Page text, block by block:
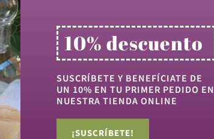
juntos
10% descuento
SUSCRÍBETE Y BENEFÍCIATE DE
UN 10% EN TU PRIMER PEDIDO EN
NUESTRA TIENDA ONLINE
¡SUSCRÍBETE!